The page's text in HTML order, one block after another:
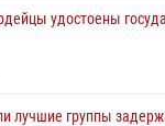
по
в грабеже
удостоены
лучшие группы